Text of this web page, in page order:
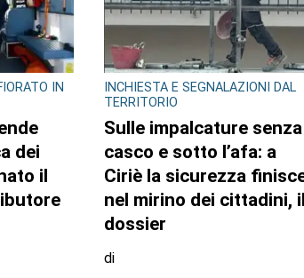
IN
dei
il
LAVORI PUBBLICI
Cosa cambia alla Reggia
di Venaria con il piano
eliminazione delle
barriere architettoniche